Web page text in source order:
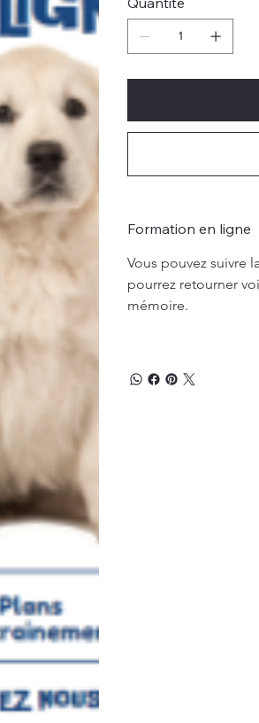
Formation en ligne
Vous pouvez suivre
pourrez retourner
mémoire.